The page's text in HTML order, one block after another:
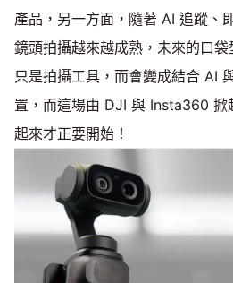
產品，另一方面，隨著 AI 追蹤、
鏡頭拍攝越來越成熟，未來的口
只是拍攝工具，而會變成結合 AI
置，而這場由 DJI 與 Insta360 掀
起來才正要開始！